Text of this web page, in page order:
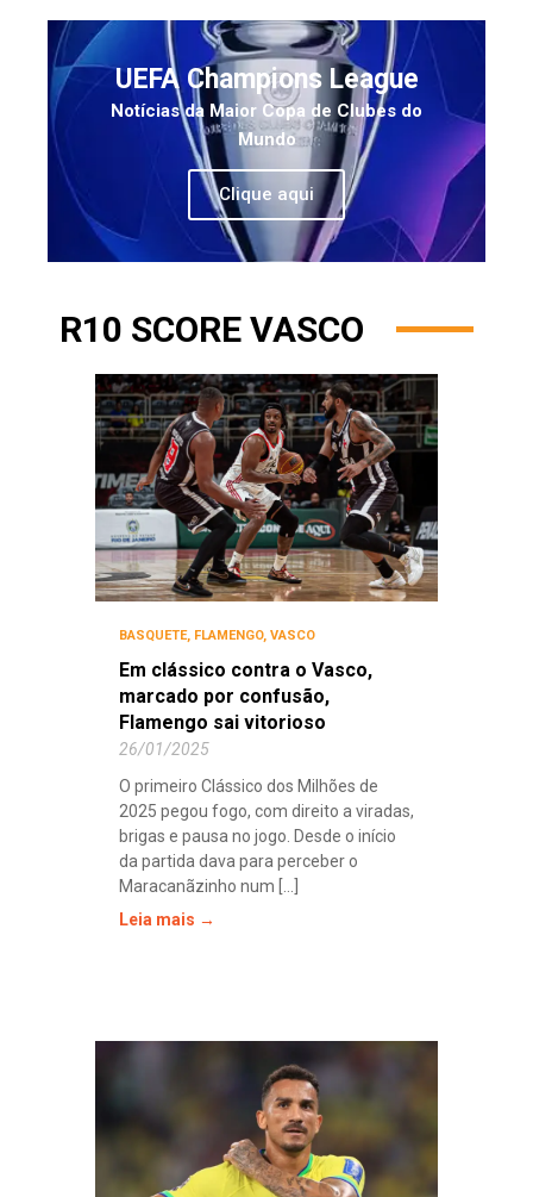
UEFA Champions League
Notícias da Maior Copa de Clubes do
Mundo
Clique aqui
R10 SCORE VASCO
BASQUETE, FLAMENGO, VASCO
Em clássico contra o Vasco,
marcado por confusão,
Flamengo sai vitorioso
26/01/2025
O primeiro Clássico dos Milhões de
2025 pegou fogo, com direito a viradas,
brigas e pausa no jogo. Desde o início
da partida dava para perceber o
Maracanãzinho num [...]
Leia mais →